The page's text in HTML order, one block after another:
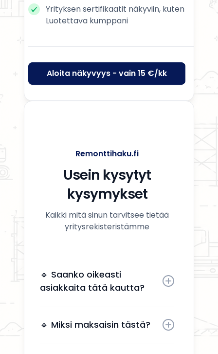
Yrityksen sertifikaatit näkyviin, kuten
Luotettava kumppani
Aloita näkyvyys - vain 15 €/kk
Remonttihaku.fi
Usein kysytyt
kysymykset
Kaikki mitä sinun tarvitsee tietää
yritysrekisteristämme
🔹 Saanko oikeasti
asiakkaita tätä kautta?
jotka etsivät aktiivisesti
🔹 Miksi maksaisin tästä?